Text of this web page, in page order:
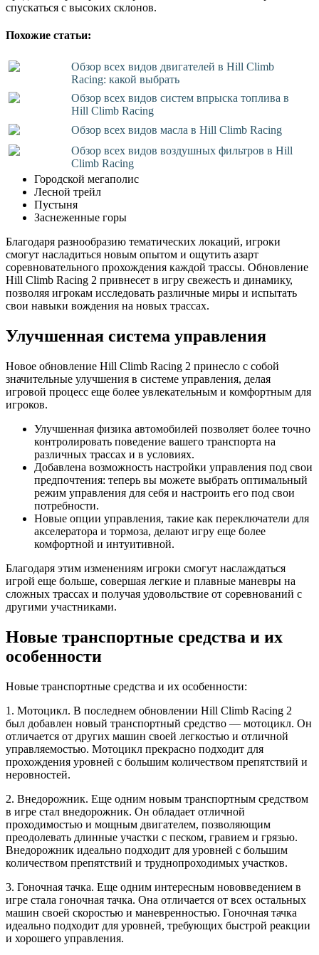
спускаться с высоких склонов.
Похожие статьи:
Обзор всех видов двигателей в Hill Climb
Racing: какой выбрать
Обзор всех видов систем впрыска топлива в
Hill Climb Racing
Обзор всех видов масла в Hill Climb Racing
Обзор всех видов воздушных фильтров в Hill
Climb Racing
Городской мегаполис
Лесной трейл
Пустыня
Заснеженные горы
Благодаря разнообразию тематических локаций, игроки
смогут насладиться новым опытом и ощутить азарт
соревновательного прохождения каждой трассы. Обновление
Hill Climb Racing 2 привнесет в игру свежесть и динамику,
позволяя игрокам исследовать различные миры и испытать
свои навыки вождения на новых трассах.
Улучшенная система управления
Новое обновление Hill Climb Racing 2 принесло с собой
значительные улучшения в системе управления, делая
игровой процесс еще более увлекательным и комфортным для
игроков.
Улучшенная физика автомобилей позволяет более точно
контролировать поведение вашего транспорта на
различных трассах и в условиях.
Добавлена возможность настройки управления под свои
предпочтения: теперь вы можете выбрать оптимальный
режим управления для себя и настроить его под свои
потребности.
Новые опции управления, такие как переключатели для
акселератора и тормоза, делают игру еще более
комфортной и интуитивной.
Благодаря этим изменениям игроки смогут наслаждаться
игрой еще больше, совершая легкие и плавные маневры на
сложных трассах и получая удовольствие от соревнований с
другими участниками.
Новые транспортные средства и их
особенности
Новые транспортные средства и их особенности:
1. Мотоцикл. В последнем обновлении Hill Climb Racing 2
был добавлен новый транспортный средство — мотоцикл. Он
отличается от других машин своей легкостью и отличной
управляемостью. Мотоцикл прекрасно подходит для
прохождения уровней с большим количеством препятствий и
неровностей.
2. Внедорожник. Еще одним новым транспортным средством
в игре стал внедорожник. Он обладает отличной
проходимостью и мощным двигателем, позволяющим
преодолевать длинные участки с песком, гравием и грязью.
Внедорожник идеально подходит для уровней с большим
количеством препятствий и труднопроходимых участков.
3. Гоночная тачка. Еще одним интересным нововведением в
игре стала гоночная тачка. Она отличается от всех остальных
машин своей скоростью и маневренностью. Гоночная тачка
идеально подходит для уровней, требующих быстрой реакции
и хорошего управления.